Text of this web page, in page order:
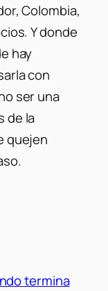
Colombia,
Y donde
hay
con
ser una
de la
quejen
termina